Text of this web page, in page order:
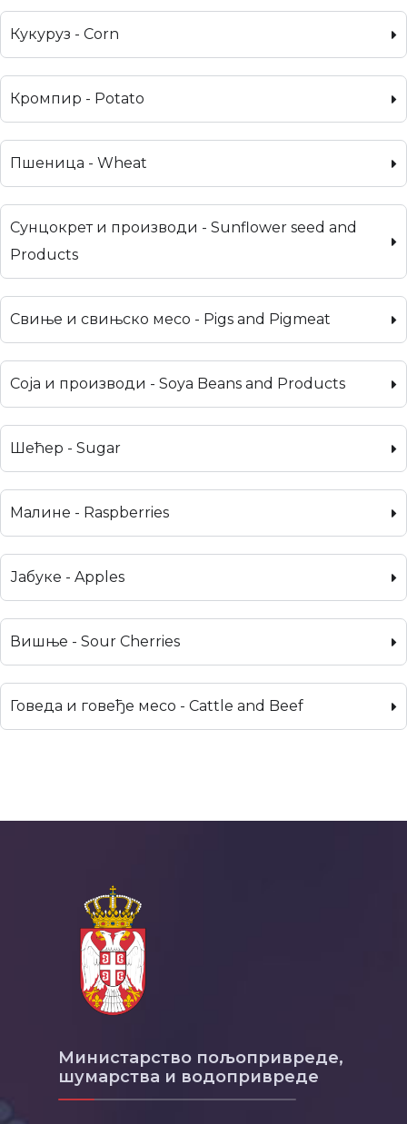
Кукуруз - Corn
Кромпир - Potato
Пшеница - Wheat
Сунцокрет и производи - Sunflower seed and
Products
Свиње и свињско месо - Pigs and Pigmeat
Соја и производи - Soya Beans and Products
Шећер - Sugar
Малине - Raspberries
Јабуке - Apples
Вишње - Sour Cherries
Говеда и говеђе месо - Cattle and Beef
Министарство пољопривреде,
шумарства и водопривреде